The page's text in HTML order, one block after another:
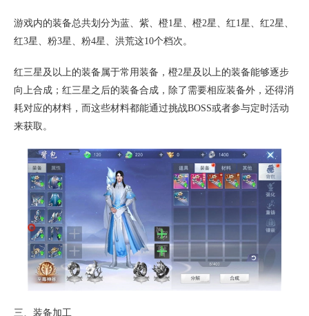
游戏内的装备总共划分为蓝、紫、橙1星、橙2星、红1星、红2星、
红3星、粉3星、粉4星、洪荒这10个档次。
红三星及以上的装备属于常用装备，橙2星及以上的装备能够逐步
向上合成；红三星之后的装备合成，除了需要相应装备外，还得消
耗对应的材料，而这些材料都能通过挑战BOSS或者参与定时活动
来获取。
三、装备加工